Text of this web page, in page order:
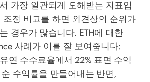
가장 일관되게 오해받는 지표입
정 비교를 하면 외견상의 순위가
경우가 많습니다. ETH에 대한
사례가 이를 잘 보여줍니다:
연 수수료율에서 22% 표면 수익
수익률을 만들어내는 반면,